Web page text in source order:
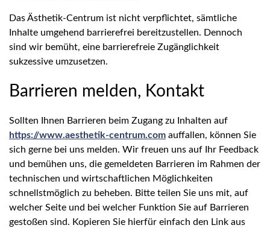
Das Ästhetik-Centrum ist nicht verpflichtet, sämtliche
Inhalte umgehend barrierefrei bereitzustellen. Dennoch
sind wir bemüht, eine barrierefreie Zugänglichkeit
sukzessive umzusetzen.
Barrieren melden, Kontakt
Sollten Ihnen Barrieren beim Zugang zu Inhalten auf
https://www.aesthetik-centrum.com auffallen, können Sie
sich gerne bei uns melden. Wir freuen uns auf Ihr Feedback
und bemühen uns, die gemeldeten Barrieren im Rahmen der
technischen und wirtschaftlichen Möglichkeiten
schnellstmöglich zu beheben. Bitte teilen Sie uns mit, auf
welcher Seite und bei welcher Funktion Sie auf Barrieren
gestoßen sind. Kopieren Sie hierfür einfach den Link aus